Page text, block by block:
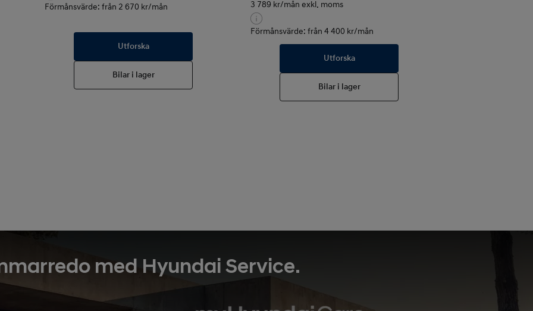
Förmånsvärde: från 2 670 kr/mån
Utforska
Bilar i lager
3 789 kr/mån exkl. moms
Förmånsvärde: från 4 400 kr/mån
Utforska
Bilar i lager
med Hyundai Service.